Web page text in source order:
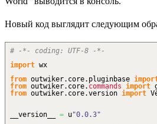
Новый код выглядит следующим
# -*- coding: UTF-8 -*-
import wx
from outwiker. core. pluginbase
from outwiker. core. commands import
from outwiker. core.version import
__version__ = u"0.0.3"